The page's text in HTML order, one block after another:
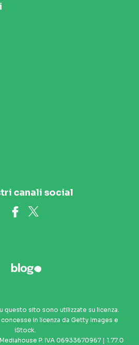
canali social
questo sito sono utilizzate su licenza.
in licenza da Getty Images e
iStock.
P. IVA 06933670967 | 1.77.0